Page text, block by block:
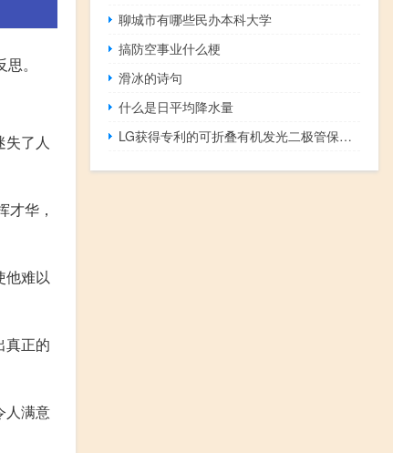
。
失了人
华，
他难以
真正的
人满意
聊城市有哪些民办本科大学
搞防空事业什么梗
滑冰的诗句
什么是日平均降水量
LG获得专利的可折叠有机发光二极管保护壳可以包裹传统智能手机 形成双屏设计